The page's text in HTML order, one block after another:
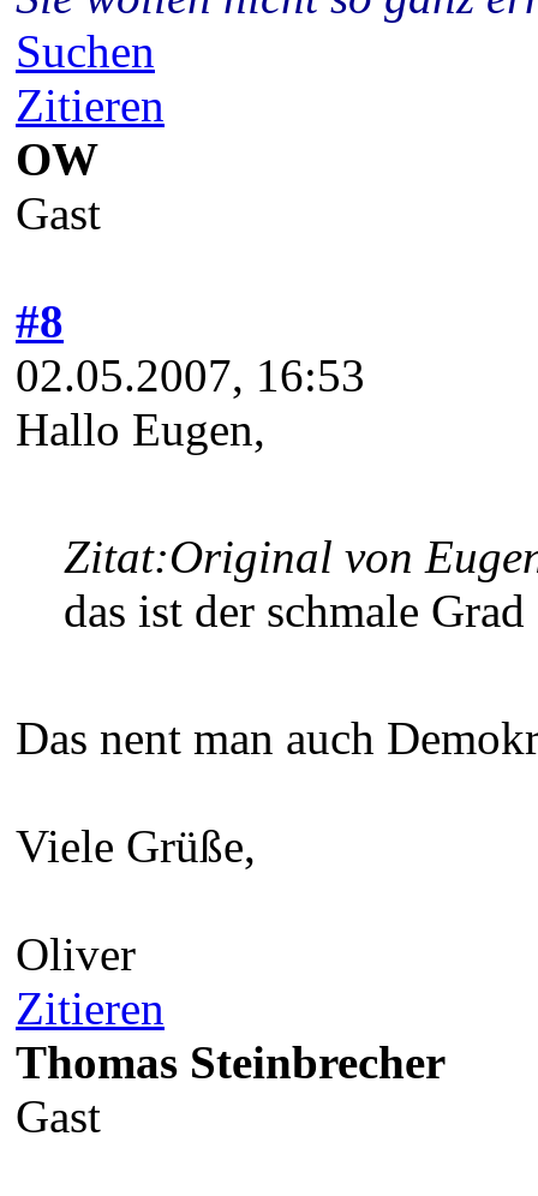
Suchen
Zitieren
OW
Gast
#8
02.05.2007, 16:53
Hallo Eugen,
Zitat:Original von
das ist der schmale
Das nent man auch
Viele Grüße,
Oliver
Zitieren
Thomas Steinbrecher
Gast